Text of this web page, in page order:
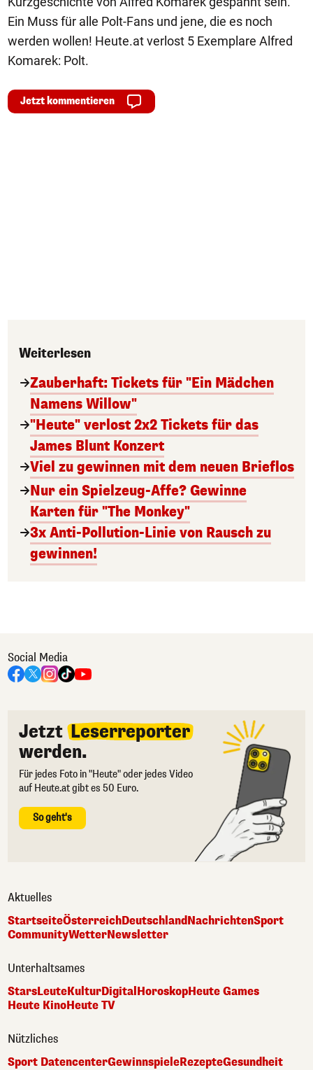
Ein Muss für alle Polt-Fans und jene, die es noch
werden wollen! Heute.at verlost 5 Exemplare Alfred
Komarek: Polt.
Jetzt kommentieren
Weiterlesen
Zauberhaft: Tickets für "Ein Mädchen
Namens Willow"
"Heute" verlost 2x2 Tickets für das
James Blunt Konzert
Viel zu gewinnen mit dem neuen Brieflos
Nur ein Spielzeug-Affe? Gewinne
Karten für "The Monkey"
3x Anti-Pollution-Linie von Rausch zu
gewinnen!
Social Media
Jetzt Leserreporter
werden.
Für jedes Foto in "Heute" oder jedes Video
auf Heute.at gibt es 50 Euro.
So geht's
Aktuelles
StartseiteÖsterreichDeutschlandNachrichtenSport
CommunityWetterNewsletter
Unterhaltsames
StarsLeuteKulturDigital HoroskopHeute Games
Heute KinoHeute TV
Nützliches
Sport DatencenterGewinnspieleRezepteGesundheit